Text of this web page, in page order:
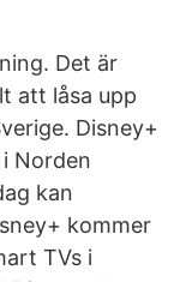
Det är
att låsa upp
Disney+
Norden
kan
kommer
TVs i